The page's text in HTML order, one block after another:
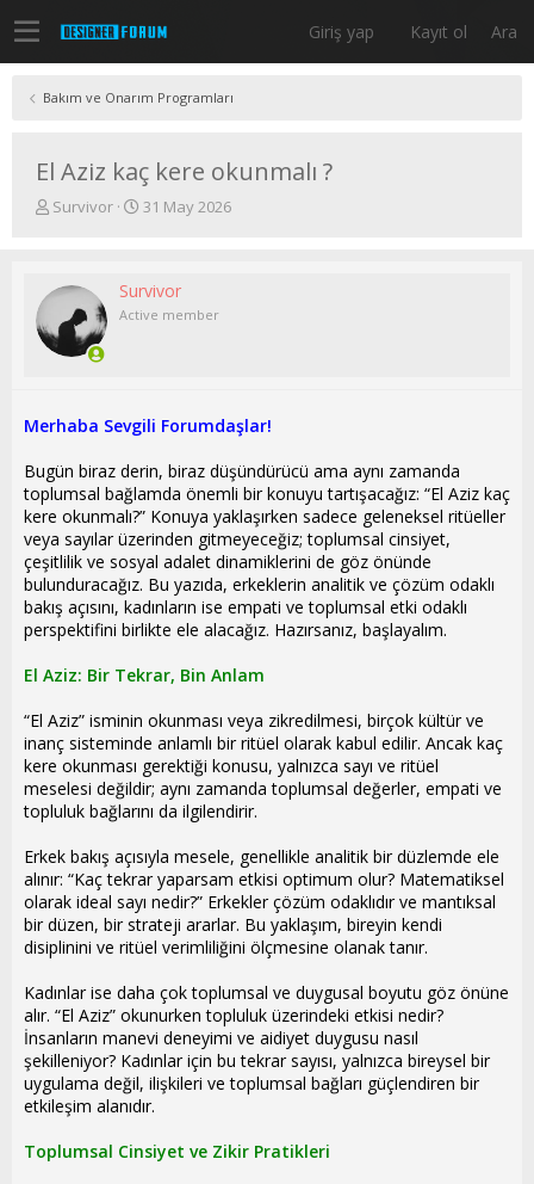
Giriş yap Kayıt ol Ara
Bakım ve Onarım Programları
El Aziz kaç kere okunmalı ?
K
y
b
a
a
a
n
Survivor
B
a
n
a
h
i
31 May 2026
Survivor
Active member
Merhaba Sevgili Forumdaşlar!
Bugün biraz derin, biraz düşündürücü ama aynı zamanda
toplumsal bağlamda önemli bir konuyu tartışacağız: “El Aziz kaç
kere okunmalı?” Konuya yaklaşırken sadece geleneksel ritüeller
veya sayılar üzerinden gitmeyeceğiz; toplumsal cinsiyet,
çeşitlilik ve sosyal adalet dinamiklerini de göz önünde
bulunduracağız. Bu yazıda, erkeklerin analitik ve çözüm odaklı
bakış açısını, kadınların ise empati ve toplumsal etki odaklı
perspektifini birlikte ele alacağız. Hazırsanız, başlayalım.
El Aziz: Bir Tekrar, Bin Anlam
“El Aziz” isminin okunması veya zikredilmesi, birçok kültür ve
inanç sisteminde anlamlı bir ritüel olarak kabul edilir. Ancak kaç
kere okunması gerektiği konusu, yalnızca sayı ve ritüel
meselesi değildir; aynı zamanda toplumsal değerler, empati ve
topluluk bağlarını da ilgilendirir.
Erkek bakış açısıyla mesele, genellikle analitik bir düzlemde ele
alınır: “Kaç tekrar yaparsam etkisi optimum olur? Matematiksel
olarak ideal sayı nedir?” Erkekler çözüm odaklıdır ve mantıksal
bir düzen, bir strateji ararlar. Bu yaklaşım, bireyin kendi
disiplinini ve ritüel verimliliğini ölçmesine olanak tanır.
Kadınlar ise daha çok toplumsal ve duygusal boyutu göz önüne
alır. “El Aziz” okunurken topluluk üzerindeki etkisi nedir?
İnsanların manevi deneyimi ve aidiyet duygusu nasıl
şekilleniyor? Kadınlar için bu tekrar sayısı, yalnızca bireysel bir
uygulama değil, ilişkileri ve toplumsal bağları güçlendiren bir
etkileşim alanıdır.
Toplumsal Cinsiyet ve Zikir Pratikleri